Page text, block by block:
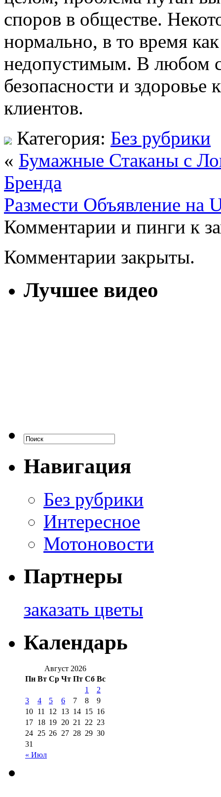
споров в обществе.
нормально, в то время
недопустимым. В любом
безопасности и здоровье
клиентов.
Категория: Без рубрики
« Бумажные Стаканы с
Бренда
Размести Объявление на
Комментарии и пинги к
Комментарии закрыты.
Лучшее видео
Навигация
Без рубрики
Интересное
Мотоновости
Партнеры
заказать цветы
Календарь
Август 2026
Пн Вт Ср Чт Пт Сб Вс
« Июл
1
2
3
4 5 6 7 8
9
10 11 12 13 14 15 16
17 18 19 20 21 22 23
24 25 26 27 28 29 30
31